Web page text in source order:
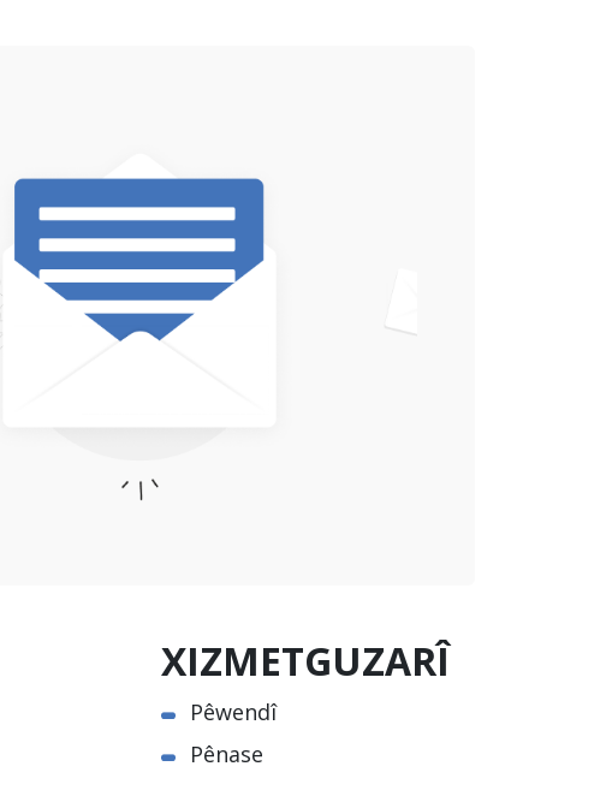
XIZMETGUZARÎ
Pêwendî
Pênase